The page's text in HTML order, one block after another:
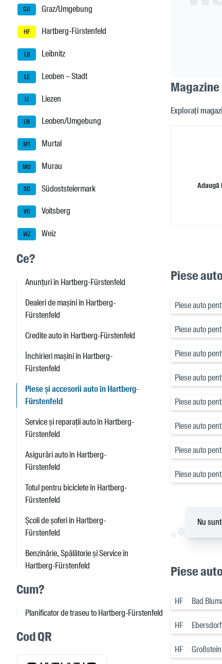
GU Graz/Umgebung
HF Hartberg-Fürstenfeld
LB Leibnitz
LE Leoben – Stadt
LI Liezen
LN Leoben/Umgebung
MT Murtal
MU Murau
SO Südoststeiermark
VO Voitsberg
WZ Weiz
Ce?
Anunțuri în Hartberg-Fürstenfeld
Dealeri de mașini în Hartberg-
Fürstenfeld
Credite auto în Hartberg-Fürstenfeld
Închirieri mașini în Hartberg-
Fürstenfeld
Piese și accesorii auto în Hartberg-
Fürstenfeld
Service și reparații auto în Hartberg-
Fürstenfeld
Asigurări auto în Hartberg-
Fürstenfeld
Totul pentru biciclete în Hartberg-
Fürstenfeld
Școli de șoferi în Hartberg-
Fürstenfeld
Benzinărie, Spălătorie și Service în
Hartberg-Fürstenfeld
Cum?
Planificator de traseu to Hartberg-Fürstenfeld
Cod QR
Explorați
Adaugă
Piese
Piese auto
Piese auto
Piese auto
Piese auto
Piese auto
Piese auto
Piese auto
Piese auto
Nu
Piese
HF Bad
HF Ebersdorf
HF